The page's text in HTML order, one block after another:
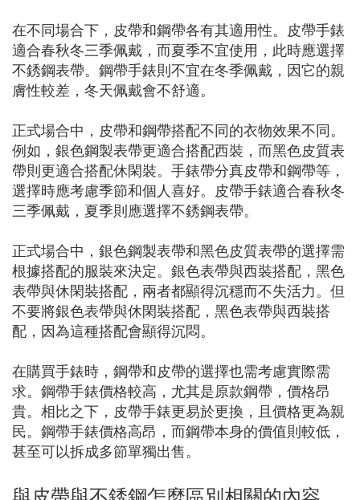
在不同場合下，皮帶和鋼帶各有其適用性。皮帶手錶
適合春秋冬三季佩戴，而夏季不宜使用，此時應選擇
不銹鋼表帶。鋼帶手錶則不宜在冬季佩戴，因它的親
膚性較差，冬天佩戴會不舒適。
正式場合中，皮帶和鋼帶搭配不同的衣物效果不同。
例如，銀色鋼製表帶更適合搭配西裝，而黑色皮質表
帶則更適合搭配休閑裝。手錶帶分真皮帶和鋼帶等，
選擇時應考慮季節和個人喜好。皮帶手錶適合春秋冬
三季佩戴，夏季則應選擇不銹鋼表帶。
正式場合中，銀色鋼製表帶和黑色皮質表帶的選擇需
根據搭配的服裝來決定。銀色表帶與西裝搭配，黑色
表帶與休閑裝搭配，兩者都顯得沉穩而不失活力。但
不要將銀色表帶與休閑裝搭配，黑色表帶與西裝搭
配，因為這種搭配會顯得沉悶。
在購買手錶時，鋼帶和皮帶的選擇也需考慮實際需
求。鋼帶手錶價格較高，尤其是原款鋼帶，價格昂
貴。相比之下，皮帶手錶更易於更換，且價格更為親
民。鋼帶手錶價格高昂，而鋼帶本身的價值則較低，
甚至可以拆成多節單獨出售。